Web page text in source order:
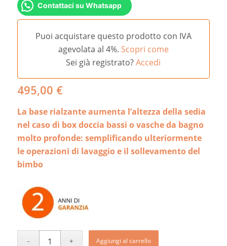
Contattaci su Whatsapp
Puoi acquistare questo prodotto con IVA
agevolata al 4%. Scopri come
Sei già registrato?Accedi
495,00 €
La base rialzante aumenta l’altezza della sedia
nel caso di box doccia bassi o vasche da bagno
molto profonde: semplificando ulteriormente
le operazioni di lavaggio e il sollevamento del
bimbo
Aggiungi al carrello